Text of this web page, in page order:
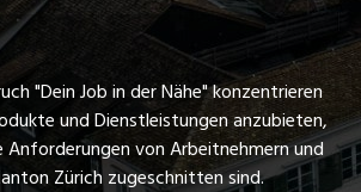
"Dein Job in der Nähe" konzentrieren
und Dienstleistungen anzubieten,
Anforderungen von Arbeitnehmern und
Zürich zugeschnitten sind.